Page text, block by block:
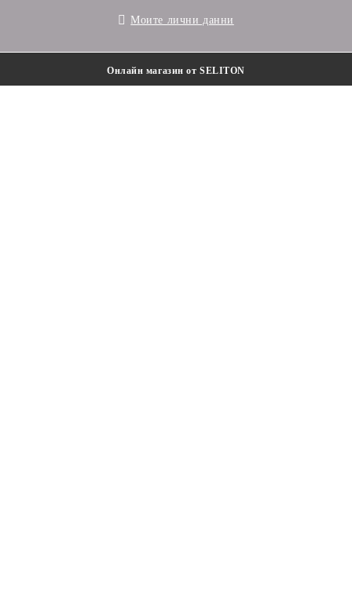
Моите лични данни
Онлайн магазин от SELITON